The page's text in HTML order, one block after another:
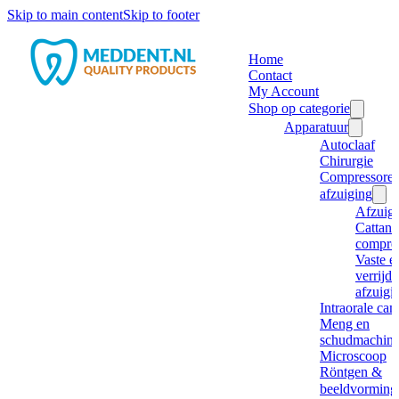
Skip to main contentSkip to footer
Home
Contact
My Account
Shop op categorie
Apparatuur
Autoclaaf
Chirurgie
afzuiging
Cattani
Vaste
Intraorale
Meng en
Microscoop
Röntgen &
beeldvorming